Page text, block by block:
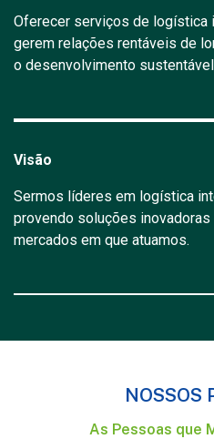
Oferecer serviços de logística
gerem relações rentáveis de
o desenvolvimento
Visão
Sermos líderes em logística
provendo soluções
mercados em que atuamos.
NOSSOS
As Pessoas que